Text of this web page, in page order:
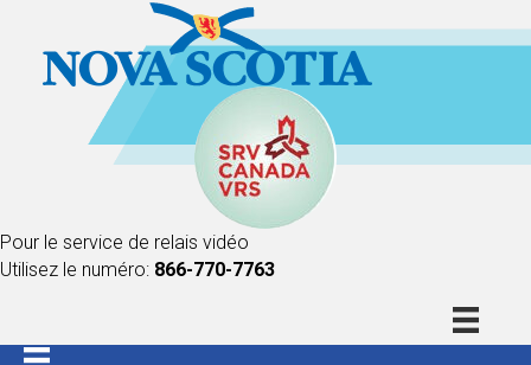
Pour le service de relais vidéo
Utilisez le numéro: 866-770-7763